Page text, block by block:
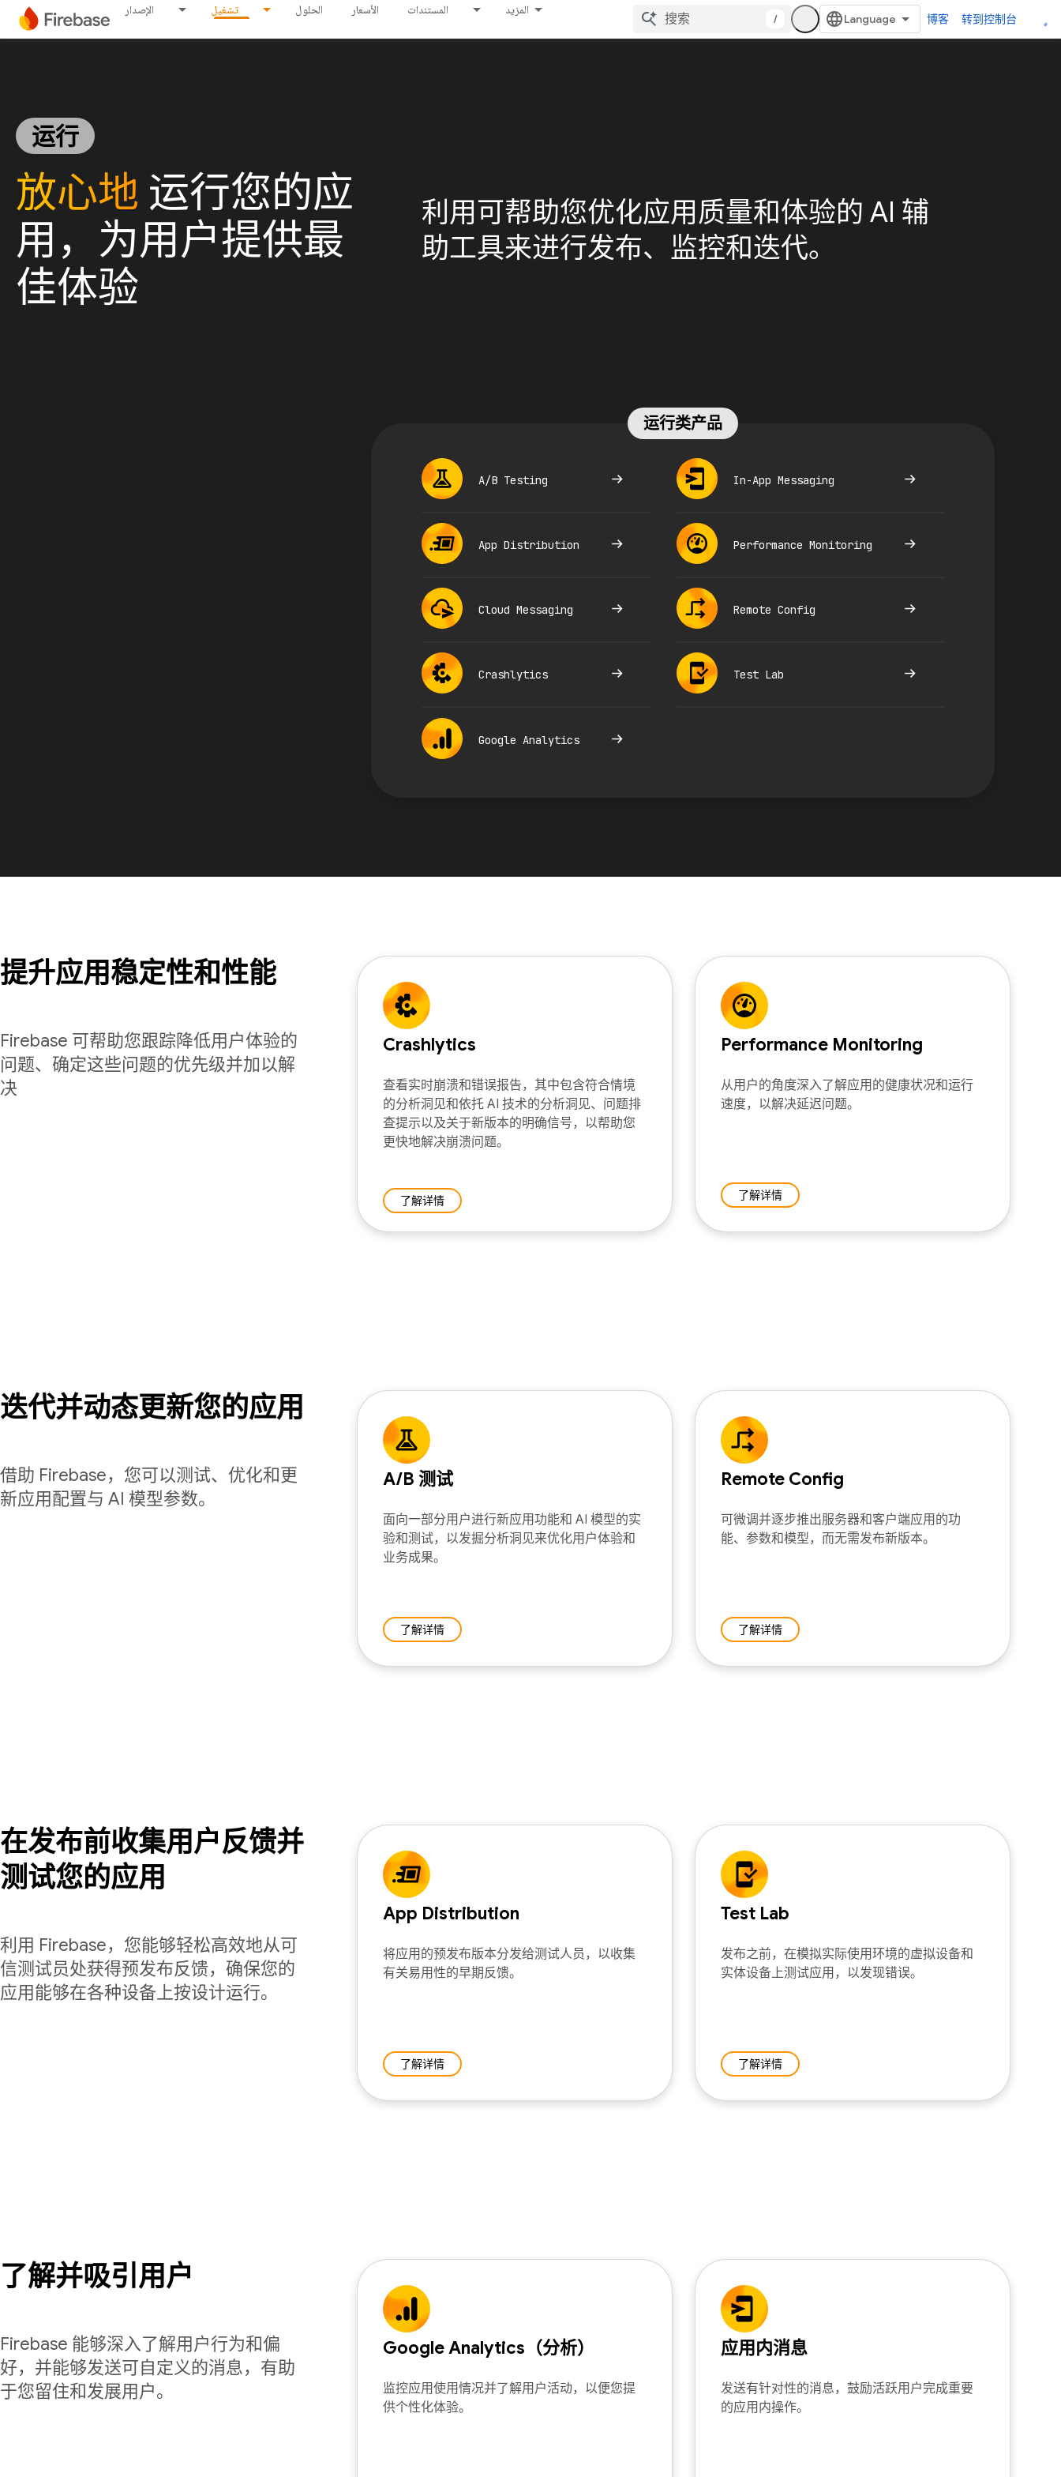
الإصدار تشغيل الحلول الأسعار المستندات المزيد
/ 博客 转到控制台
运行
放心地 运行您的应
用，为用户提供最
佳体验
利用可帮助您优化应用质量和体验的 AI 辅
助工具来进行发布、监控和迭代。
运行类产品
A/B Testing
App Distribution
Cloud Messaging
Crashlytics
Google Analytics
In-App Messaging
Performance Monitoring
Remote Config
Test Lab
提升应用稳定性和性能
Firebase 可帮助您跟踪降低用户体验的
问题、确定这些问题的优先级并加以解
决
Crashlytics
查看实时崩溃和错误报告，其中包含符合情境
的分析洞见和依托 AI 技术的分析洞见、问题排
查提示以及关于新版本的明确信号，以帮助您
更快地解决崩溃问题。
了解详情
Performance Monitoring
从用户的角度深入了解应用的健康状况和运行
速度，以解决延迟问题。
了解详情
迭代并动态更新您的应用
借助 Firebase，您可以测试、优化和更
新应用配置与 AI 模型参数。
A/B 测试
面向一部分用户进行新应用功能和 AI 模型的实
验和测试，以发掘分析洞见来优化用户体验和
业务成果。
了解详情
Remote Config
可微调并逐步推出服务器和客户端应用的功
能、参数和模型，而无需发布新版本。
了解详情
在发布前收集用户反馈并
测试您的应用
利用 Firebase，您能够轻松高效地从可
信测试员处获得预发布反馈，确保您的
应用能够在各种设备上按设计运行。
App Distribution
将应用的预发布版本分发给测试人员，以收集
有关易用性的早期反馈。
了解详情
Test Lab
发布之前，在模拟实际使用环境的虚拟设备和
实体设备上测试应用，以发现错误。
了解详情
了解并吸引用户
Firebase 能够深入了解用户行为和偏
好，并能够发送可自定义的消息，有助
于您留住和发展用户。
Google Analytics（分析）
监控应用使用情况并了解用户活动，以便您提
供个性化体验。
应用内消息
发送有针对性的消息，鼓励活跃用户完成重要
的应用内操作。